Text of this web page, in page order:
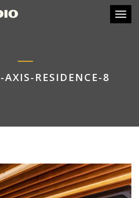
RESIDENCE-8